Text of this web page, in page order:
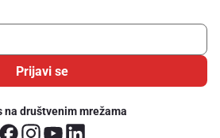
Prijavi se
na društvenim mrežama